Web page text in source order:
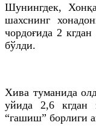
Шунингдек, Хонқа
шахснинг
чордоғида 2 кгдан
бўлди.
Хива туманида
уйида 2,6кгдан
“гашиш” борлиги